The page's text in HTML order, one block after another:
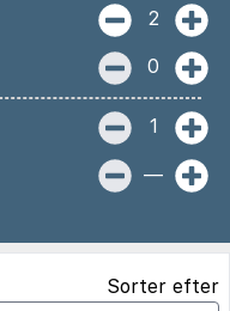
2
0
1
—
Sorter efter